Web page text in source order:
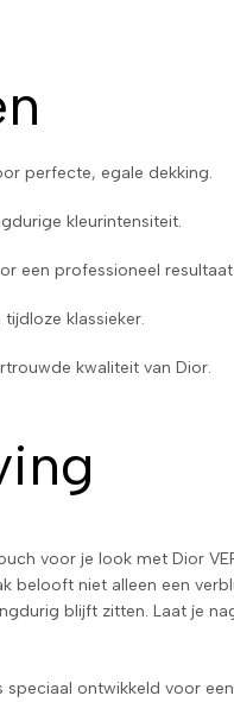
perfecte, egale dekking.
kleurintensiteit.
een professioneel resultaat
klassieker.
kwaliteit van Dior.
voor je look met Dior
belooft niet alleen een
blijft zitten. Laat je
speciaal ontwikkeld voor